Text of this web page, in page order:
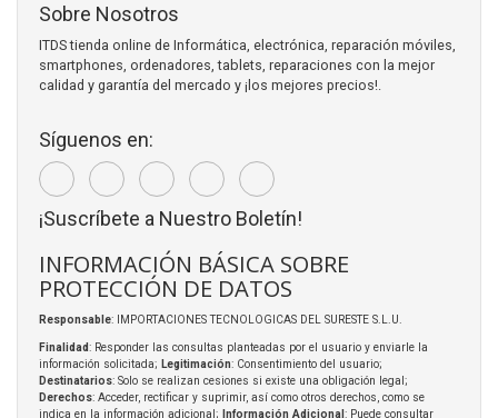
Sobre Nosotros
ITDS tienda online de Informática, electrónica, reparación móviles,
smartphones, ordenadores, tablets, reparaciones con la mejor
calidad y garantía del mercado y ¡los mejores precios!.
Síguenos en:
¡Suscríbete a Nuestro Boletín!
INFORMACIÓN BÁSICA SOBRE
PROTECCIÓN DE DATOS
Responsable: IMPORTACIONES TECNOLOGICAS DEL SURESTE S.L.U.
Finalidad: Responder las consultas planteadas por el usuario y enviarle la
información solicitada; Legitimación: Consentimiento del usuario;
Destinatarios: Solo se realizan cesiones si existe una obligación legal;
Derechos: Acceder, rectificar y suprimir, así como otros derechos, como se
indica en la información adicional;
Información Adicional : Puede consultar